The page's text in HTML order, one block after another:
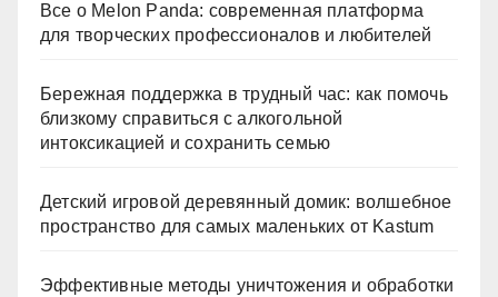
Все о Melon Panda: современная платформа
для творческих профессионалов и любителей
Бережная поддержка в трудный час: как помочь
близкому справиться с алкогольной
интоксикацией и сохранить семью
Детский игровой деревянный домик: волшебное
пространство для самых маленьких от Kastum
Эффективные методы уничтожения и обработки